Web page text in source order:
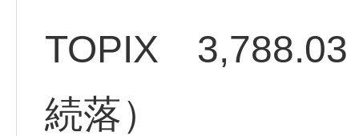
TOPIX 3,788.03
続落）